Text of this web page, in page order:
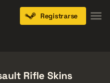
Registrarse
Rifle Skins